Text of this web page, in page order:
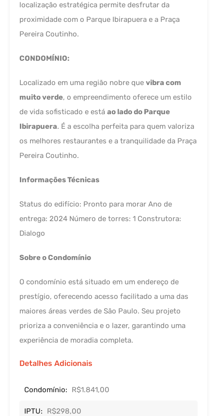
localização estratégica permite desfrutar da
proximidade com o Parque Ibirapuera e a Praça
Pereira Coutinho.
CONDOMÍNIO:
Localizado em uma região nobre que vibra com
muito verde, o empreendimento oferece um estilo
de vida sofisticado e está ao lado do Parque
Ibirapuera. É a escolha perfeita para quem valoriza
os melhores restaurantes e a tranquilidade da Praça
Pereira Coutinho.
Informações Técnicas
Status do edifício: Pronto para morar Ano de
entrega: 2024 Número de torres: 1 Construtora:
Dialogo
Sobre o Condomínio
O condomínio está situado em um endereço de
prestígio, oferecendo acesso facilitado a uma das
maiores áreas verdes de São Paulo. Seu projeto
prioriza a conveniência e o lazer, garantindo uma
experiência de moradia completa.
Detalhes Adicionais
Condomínio: R$1.841,00
IPTU: R$298,00